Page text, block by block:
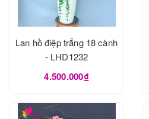
Lan hồ điệp trắng 18 cành
- LHD1232
4.500.000₫